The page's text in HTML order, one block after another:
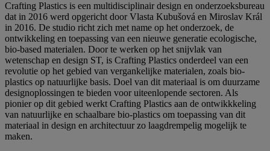
Crafting Plastics is een multidisciplinair design en onderzoeksbureau
dat in 2016 werd opgericht door Vlasta Kubušová en Miroslav Král
in 2016. De studio richt zich met name op het onderzoek, de
ontwikkeling en toepassing van een nieuwe generatie ecologische,
bio-based materialen. Door te werken op het snijvlak van
wetenschap en design ST, is Crafting Plastics onderdeel van een
revolutie op het gebied van vergankelijke materialen, zoals bio-
plastics op natuurlijke basis. Doel van dit materiaal is om duurzame
designoplossingen te bieden voor uiteenlopende sectoren. Als
pionier op dit gebied werkt Crafting Plastics aan de ontwikkkeling
van natuurlijke en schaalbare bio-plastics om toepassing van dit
materiaal in design en architectuur zo laagdrempelig mogelijk te
maken.